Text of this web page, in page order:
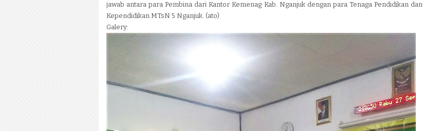
jawab antara para Pembina dari Kantor Kemenag Kab. Nganjuk dengan para Tenaga Pendidikan dan
Kependidikan MTsN 5 Nganjuk. (ato)
Galery: